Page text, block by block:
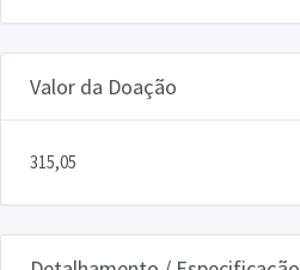
Valor da Doação
315,05